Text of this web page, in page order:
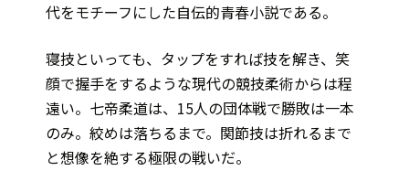
代をモチーフにした自伝的青春小説である。
寝技といっても、タップをすれば技を解き、笑
顔で握手をするような現代の競技柔術からは程
遠い。七帝柔道は、15人の団体戦で勝敗は一本
のみ。絞めは落ちるまで。関節技は折れるまで
と想像を絶する極限の戦いだ。